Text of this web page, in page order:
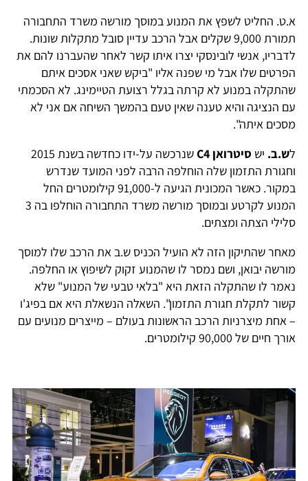
א.ט. החליט לשפץ את המנוע במוסך מורשה משרד התחבורה
תמורת 9,000 שקלים אבל הרכב עדיין סובל מתקלות שונות.
לדבריו, אנשי לובינסקי יצרו איתו קשר לאחר שהעברנו להם את
הפרטים שלו אבל מי שפנה אליו "ביקש שאני אסכים איתם
שהתקלה במנוע לא קרתה בגלל רצועת הטיימינג. לא הסכמתי
עם הנציגה והיא טענה שאין טעם בהמשך השיחה אם אני לא
מסכים איתה".
לש.ב. יש סיטרואן C4
שנרכשה על-ידו כחדשה בשנת 2015
וחגורת התזמון שלה הוחלפה הרבה לפני המועד שנדרש
במקור. כאשר המכונית הגיעה ל-91,000 קילומטרים החל
המנוע לקרטע ובמוסך מורשה משרד התחבורה הוחלפו בה 3
סלילי הצתה ומצתים.
מאחר שהתיקון הזה לא הועיל הכניס ש.ב את הרכב שלו למוסך
מורשה יבואן, ושם נמסר לו שהמנוע זקוק לשיפוץ או החלפה.
נאמר לו שהתקלה הזאת היא "בלאי טבעי של המנוע" שלא
קשור לתקלת חגורת התזמון". השאלה הנשאלת היא אם בפיג'ו
– אחת מיצרניות הרכב הראשונות בעולם – מייצרים מנועים עם
אורך חיים של 90,000 קילומטרים.